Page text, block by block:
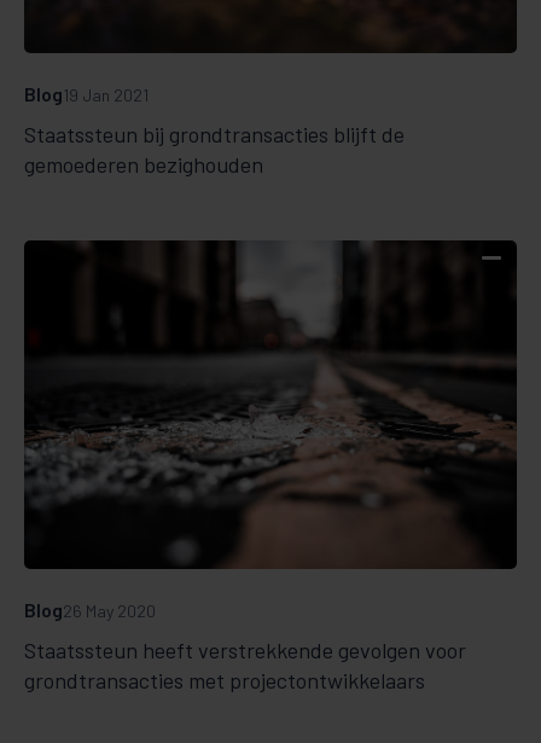
Staatssteun bij grondtransacties blijft de
gemoederen bezighouden
Blog19 Jan 2021
Staatssteun heeft verstrekkende gevolgen voor
grondtransacties met projectontwikkelaars
Blog26 May 2020